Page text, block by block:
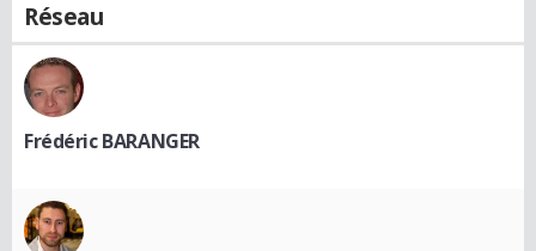
Réseau
Frédéric BARANGER